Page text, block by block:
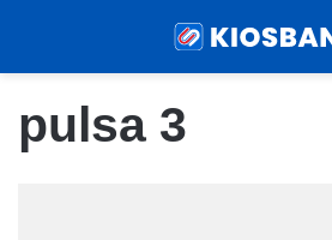
pulsa 3